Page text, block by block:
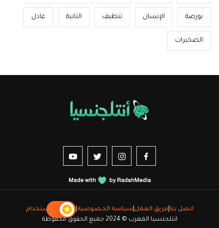
بورصة الإنسان تنظيف الثانية عادل
الصخيرات
Suivez-nous sur Facebook
nous sur Instagram
nous sur Twitter
اتصل بنا فريق العمل سياسة الخصوصية |شروط الاستخدام
انتلجنسيا المغرب © 2024 جميع الحقوق محفوظة